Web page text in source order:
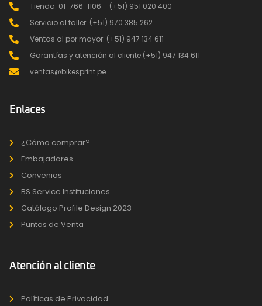
Tienda: 01-766-1106 – (+51) 951 020 400
Servicio al taller: (+51) 970 385 262
Ventas al por mayor: (+51) 947 134 611
Garantías y atención al cliente:(+51) 947 134 611
ventas@bikesprint.pe
Enlaces
¿Cómo comprar?
Embajadores
Convenios
BS Service Instituciones
Catálogo Profile Design 2023
Puntos de Venta
Atención al cliente
Políticas de Privacidad